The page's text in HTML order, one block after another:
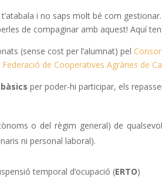
i no saps molt bé com
de compaginar amb aquest! Aquí
(sense cost per l’alumnat) pel
Federació de Cooperatives Agràries de
per poder-hi participar, els
o del règim general) de
ni personal laboral).
temporal d’ocupació (ERTO)